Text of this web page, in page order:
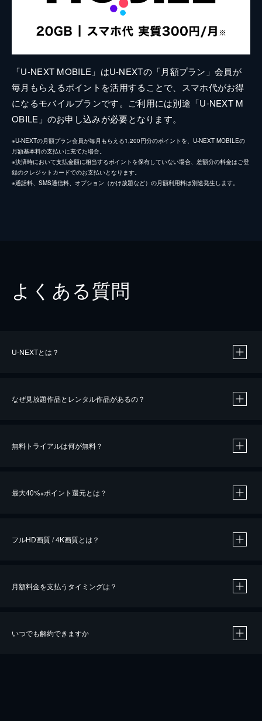
「U-NEXT MOBILE」はU-NEXTの「月額プラン」会員が
毎月もらえるポイントを活用することで、スマホ代がお得
になるモバイルプランです。ご利用には別途「U-NEXT M
OBILE」のお申し込みが必要となります。
※U-NEXTの月額プラン会員が毎月もらえる1,200円分のポイントを、U-NEXT MOBILEの
月額基本料の支払いに充てた場合。
※決済時において支払金額に相当するポイントを保有していない場合、差額分の料金はご登
録のクレジットカードでのお支払いとなります。
※通話料、SMS通信料、オプション（かけ放題など）の月額利用料は別途発生します。
よくある質問
U-NEXTとは？
なぜ見放題作品とレンタル作品があるの？
無料トライアルは何が無料？
最大40%※ポイント還元とは？
※40％ポイント還元の対象は、クレジットカード決済による作品の購入 / レンタルです。
フルHD画質 / 4K画質とは？
月額料金を支払うタイミングは？
いつでも解約できますか